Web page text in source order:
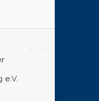
e.V.